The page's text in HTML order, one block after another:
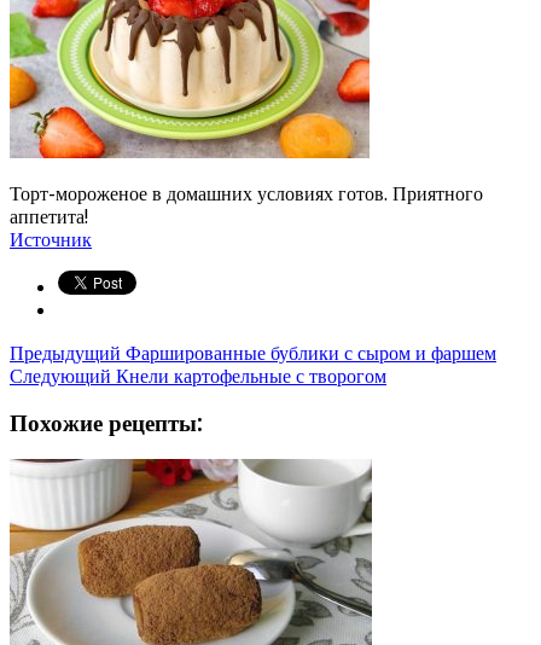
Торт-мороженое в домашних условиях готов. Приятного
аппетита!
Источник
Предыдущий Фаршированные бублики с сыром и фаршем
Следующий Кнели картофельные с творогом
Похожие рецепты: